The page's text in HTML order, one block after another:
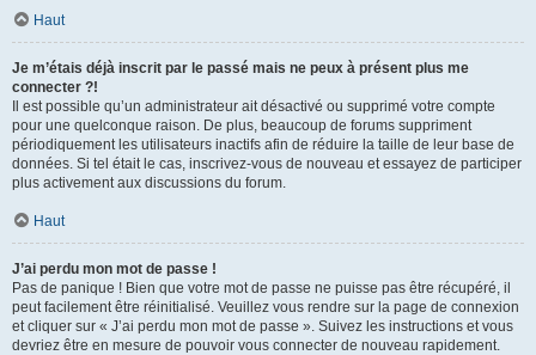
Haut
Je m’étais déjà inscrit par le passé mais ne peux à présent plus me
connecter ?!
Il est possible qu’un administrateur ait désactivé ou supprimé votre compte
pour une quelconque raison. De plus, beaucoup de forums suppriment
périodiquement les utilisateurs inactifs afin de réduire la taille de leur base de
données. Si tel était le cas, inscrivez-vous de nouveau et essayez de participer
plus activement aux discussions du forum.
Haut
J’ai perdu mon mot de passe !
Pas de panique ! Bien que votre mot de passe ne puisse pas être récupéré, il
peut facilement être réinitialisé. Veuillez vous rendre sur la page de connexion
et cliquer sur « J’ai perdu mon mot de passe ». Suivez les instructions et vous
devriez être en mesure de pouvoir vous connecter de nouveau rapidement.